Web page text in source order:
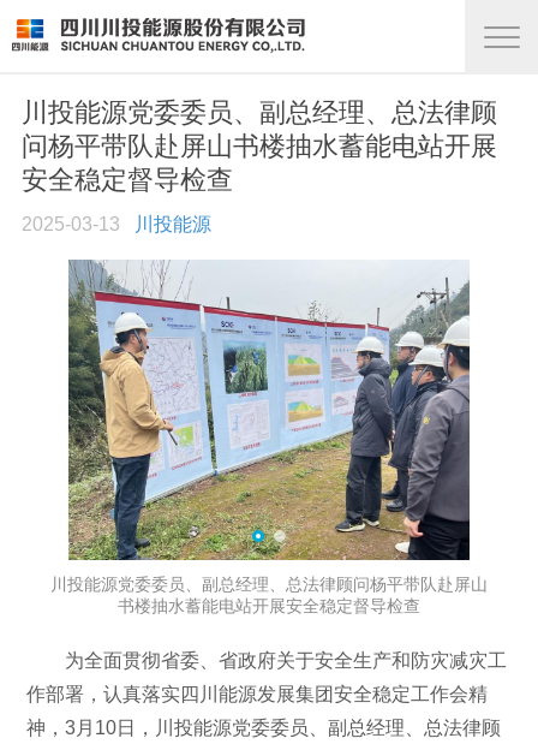
川投能源党委委员、副总经理、总法律顾
问杨平带队赴屏山书楼抽水蓄能电站开展
安全稳定督导检查
2025-03-13 川投能源
川投能源党委委员、副总经理、总法律顾问杨平带队赴屏山
书楼抽水蓄能电站开展安全稳定督导检查
为全面贯彻省委、省政府关于安全生产和防灾减灾工
作部署，认真落实四川能源发展集团安全稳定工作会精
神，3月10日，川投能源党委委员、副总经理、总法律顾